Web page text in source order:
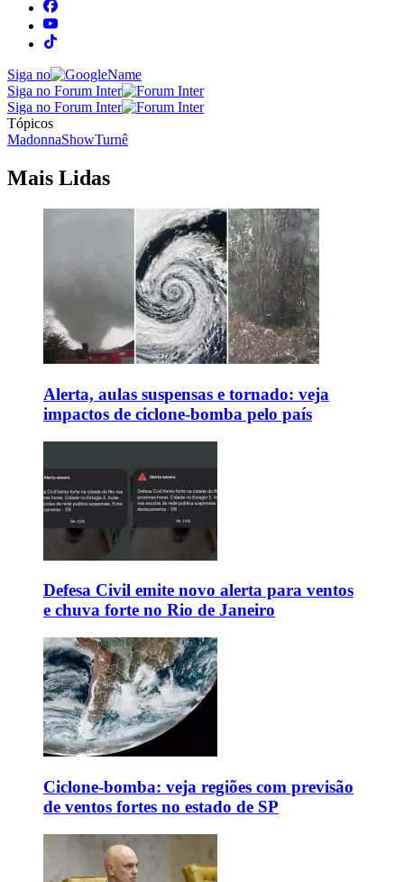
Siga no
Siga no Forum Inter
Siga no Forum Inter
Tópicos
MadonnaShowTurnê
Mais Lidas
Alerta, aulas suspensas e tornado: veja
impactos de ciclone-bomba pelo país
Defesa Civil emite novo alerta para ventos
e chuva forte no Rio de Janeiro
Ciclone-bomba: veja regiões com previsão
de ventos fortes no estado de SP